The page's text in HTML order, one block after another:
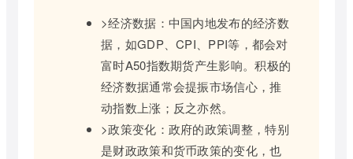
>经济数据：中国内地发布的经济数
据，如GDP、CPI、PPI等，都会对
富时A50指数期货产生影响。积极的
经济数据通常会提振市场信心，推
动指数上涨；反之亦然。
>政策变化：政府的政策调整，特别
是财政政策和货币政策的变化，也